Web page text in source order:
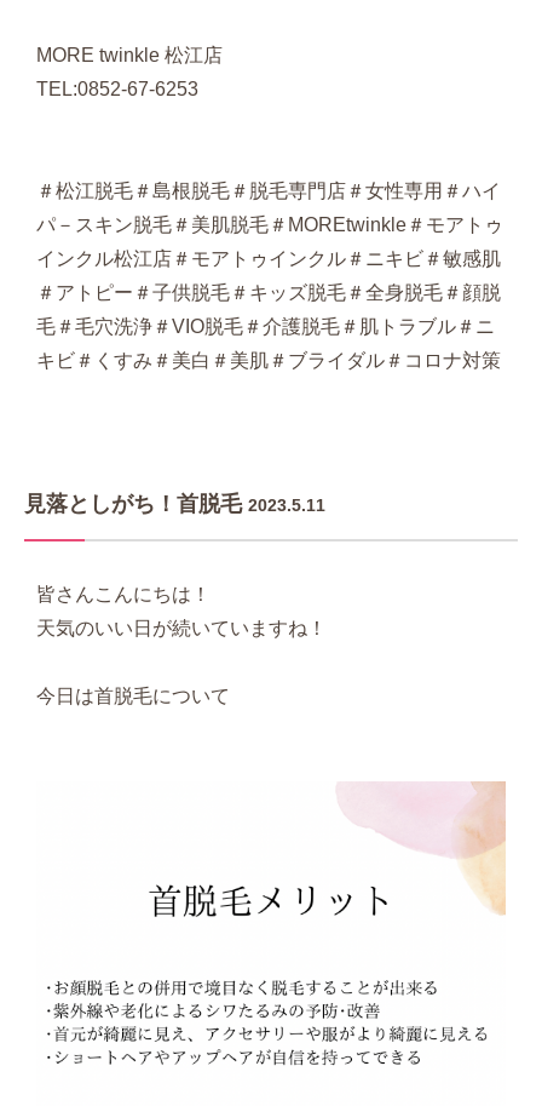
MORE twinkle 松江店
TEL:0852-67-6253
＃松江脱毛＃島根脱毛＃脱毛専門店＃女性専用＃ハイ
パ－スキン脱毛＃美肌脱毛＃MOREtwinkle＃モアトゥ
インクル松江店＃モアトゥインクル＃ニキビ＃敏感肌
＃アトピー＃子供脱毛＃キッズ脱毛＃全身脱毛＃顔脱
毛＃毛穴洗浄＃VIO脱毛＃介護脱毛＃肌トラブル＃ニ
キビ＃くすみ＃美白＃美肌＃ブライダル＃コロナ対策
見落としがち！首脱毛 2023.5.11
皆さんこんにちは！
天気のいい日が続いていますね！
今日は首脱毛について